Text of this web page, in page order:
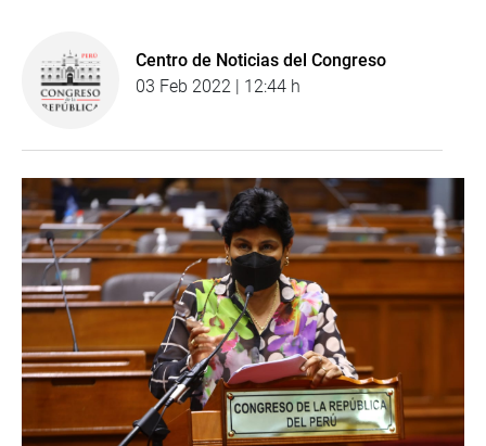
Centro de Noticias del Congreso
03 Feb 2022 | 12:44 h